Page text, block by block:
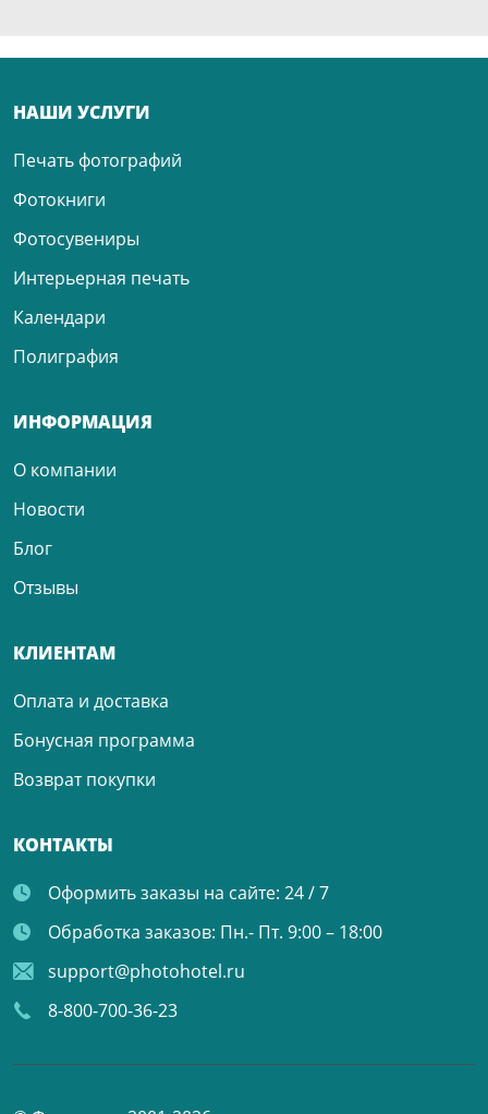
НАШИ УСЛУГИ
Печать фотографий
Фотокниги
Фотосувениры
Интерьерная печать
Календари
Полиграфия
ИНФОРМАЦИЯ
О компании
Новости
Блог
Отзывы
КЛИЕНТАМ
Оплата и доставка
Бонусная программа
Возврат покупки
КОНТАКТЫ
Оформить заказы на сайте: 24 / 7
Обработка заказов: Пн.- Пт. 9:00 – 18:00
support@photohotel.ru
8-800-700-36-23